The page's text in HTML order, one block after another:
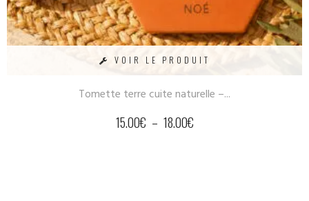
VOIR LE PRODUIT
Tomette terre cuite naturelle –...
15.00€ – 18.00€